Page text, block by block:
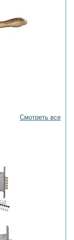
Смотреть все